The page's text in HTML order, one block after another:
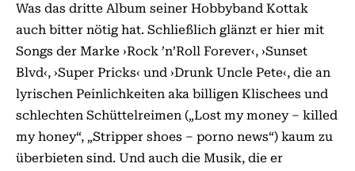
Was das dritte Album seiner Hobbyband Kottak
auch bitter nötig hat. Schließlich glänzt er hier mit
Songs der Marke ›Rock ’n’Roll Forever‹, ›Sunset
Blvd‹, ›Super Pricks‹ und ›Drunk Uncle Pete‹, die an
lyrischen Peinlichkeiten aka billigen Klischees und
schlechten Schüttelreimen („Lost my money – killed
my honey“, „Stripper shoes – porno news“) kaum zu
überbieten sind. Und auch die Musik, die er